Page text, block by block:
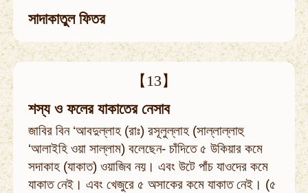
সাদাকাতুল ফিতর
【13】
শস্য ও ফলের যাকাতের নেসাব
জাবির বিন ‘আবদুল্লাহ (রাঃ) রসূলুল্লাহ (সাল্লাল্লাহু
‘আলাইহি ওয়া সাল্লাম) বলেছেন- চাঁদিতে ৫ উকিয়ার কমে
সদাকাহ (যাকাত) ওয়াজিব নয়। এবং উটে পাঁচ যাওদের কমে
যাকাত নেই। এবং খেজুরে ৫ অসাকের কমে যাকাত নেই। (৫